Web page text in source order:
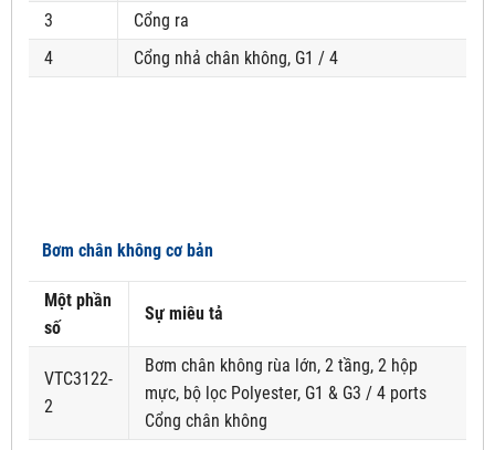
3
Cổng ra
4
Cổng nhả chân không, G1 / 4
Bơm chân không cơ bản
Một phần
số
Sự miêu tả
VTC3122-
2
Bơm chân không rùa lớn, 2 tầng, 2 hộp
mực, bộ lọc Polyester, G1 & G3 / 4 ports
Cổng chân không